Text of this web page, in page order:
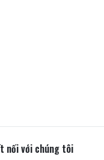
nối với chúng tôi